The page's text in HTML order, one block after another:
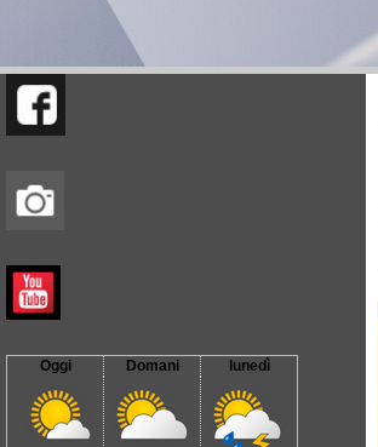
Oggi Domani lunedì